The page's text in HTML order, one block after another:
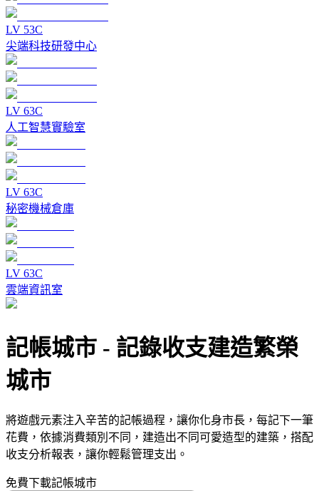
LV 53C
尖端科技研發中心
LV 63C
人工智慧實驗室
LV 63C
秘密機械倉庫
LV 63C
雲端資訊室
記帳城市 - 記錄收支建造繁榮
城市
將遊戲元素注入辛苦的記帳過程，讓你化身市長，每記下一筆
花費，依據消費類別不同，建造出不同可愛造型的建築，搭配
收支分析報表，讓你輕鬆管理支出。
免費下載記帳城市